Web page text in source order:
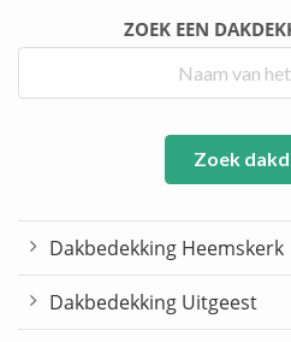
ZOEK EEN
Zoek
Dakbedekking Heemskerk
Dakbedekking Uitgeest